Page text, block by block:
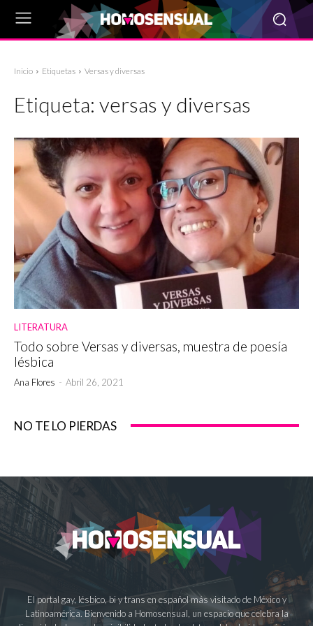
Inicio Etiquetas Versas y diversas
Etiqueta: versas y diversas
LITERATURA
Todo sobre Versas y diversas, muestra de poesía
lésbica
Ana Flores - Abril 26, 2021
NO TE LO PIERDAS
El portal gay, lésbico, bi y trans en español más visitado de México y
Latinoamérica. Bienvenido a Homosensual, un espacio que celebra la